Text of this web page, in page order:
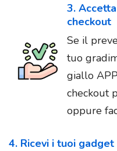
3.
checkout
Se il
tuo
giallo
checkout
oppure
4. Ricevi i tuoi gadget